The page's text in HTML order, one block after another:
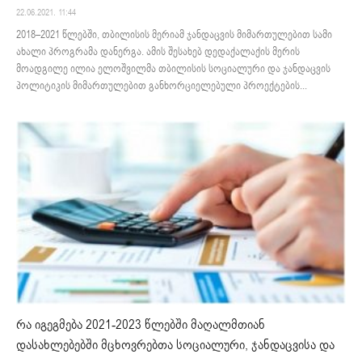
22.06.2021. 11:44
2018–2021 წლებში, თბილისის მერიამ ჯანდაცვის მიმართულებით სამი
ახალი პროგრამა დანერგა. ამის შესახებ დედაქალაქის მერის
მოადგილე ილია ელოშვილმა თბილისის სოციალური და ჯანდაცვის
პოლიტიკის მიმართულებით განხორციელებული პროექტების...
რა იგეგმება 2021-2023 წლებში მაღალმთიან
დასახლებებში მცხოვრებთა სოციალური, ჯანდაცვისა და